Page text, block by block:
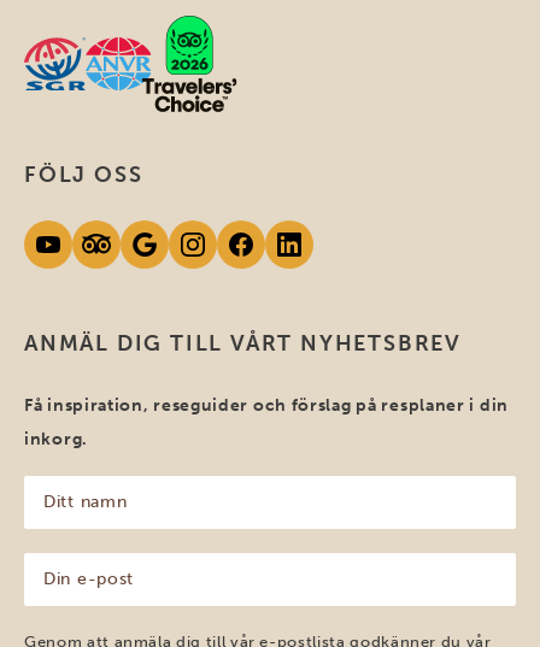
ANMÄL DIG TILL VÅRT NYHETSBREV
Få inspiration, reseguider och förslag på resplaner i din
inkorg.
namn
(Obligatoriskt)
post
(Obligatoriskt)
Genom att anmäla dig till vår e-postlista godkänner du vår
FÖLJ OSS